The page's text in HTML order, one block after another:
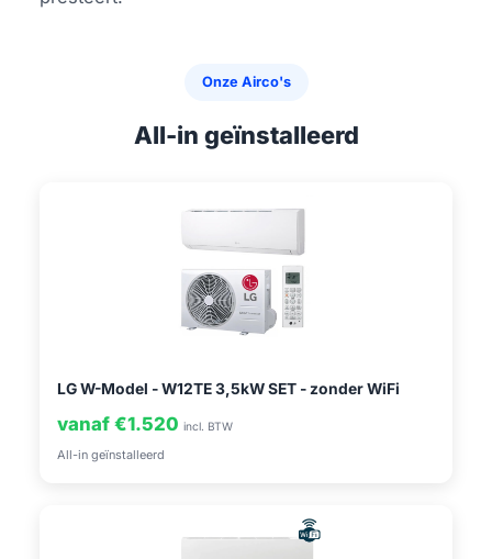
Onze Airco's
All-in geïnstalleerd
LG W-Model - W12TE 3,5kW SET - zonder WiFi
vanaf €1.520 incl. BTW
All-in geïnstalleerd